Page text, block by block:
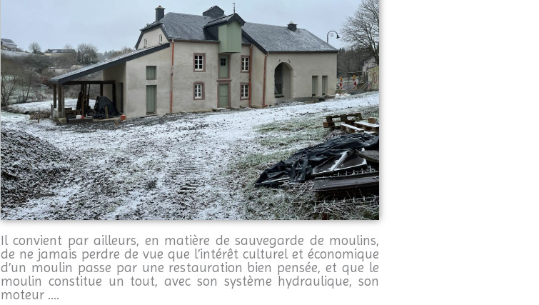
Il convient par ailleurs, en matière de sauvegarde de moulins,
de ne jamais perdre de vue que l’intérêt culturel et économique
d’un moulin passe par une restauration bien pensée, et que le
moulin constitue un tout, avec son système hydraulique, son
moteur ….